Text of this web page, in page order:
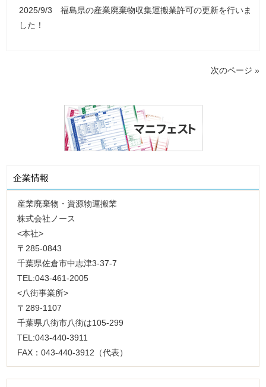
2025/9/3
福島県の産業廃棄物収集運搬業許可の更新を行いま
した！
次のページ »
企業情報
産業廃棄物・資源物運搬業
株式会社ノース
<本社>
〒285-0843
千葉県佐倉市中志津3-37-7
TEL:043-461-2005
<八街事業所>
〒289-1107
千葉県八街市八街は105-299
TEL:043-440-3911
FAX：043-440-3912（代表）